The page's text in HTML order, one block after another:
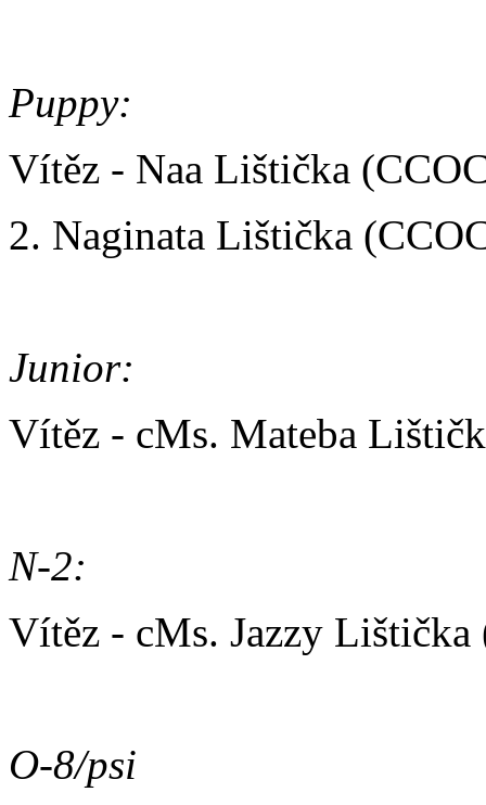
Puppy:
Vítěz - Naa Lištička
2. Naginata Lištička
Junior:
Vítěz - cMs. Mateba
N-2:
Vítěz - cMs. Jazzy Lištička
O-8/psi